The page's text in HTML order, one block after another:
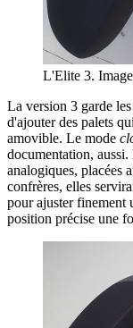
L'Elite 3.
La version 3 garde
d'ajouter des palets
amovible. Le mode
documentation,
analogiques, placées
confrères, elles
pour ajuster finement
position précise une